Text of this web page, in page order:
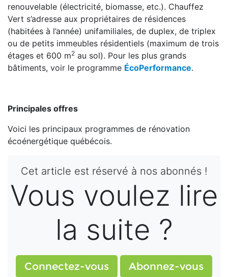
renouvelable (électricité, biomasse, etc.). Chauffez
Vert s’adresse aux propriétaires de résidences
(habitées à l’année) unifamiliales, de duplex, de triplex
ou de petits immeubles résidentiels (maximum de trois
étages et 600 m2 au sol). Pour les plus grands
bâtiments, voir le programme ÉcoPerformance.
Principales offres
Voici les principaux programmes de rénovation
écoénergétique québécois.
Cet article est réservé à nos abonnés !
Vous voulez lire
la suite ?
Connectez-vous Abonnez-vous